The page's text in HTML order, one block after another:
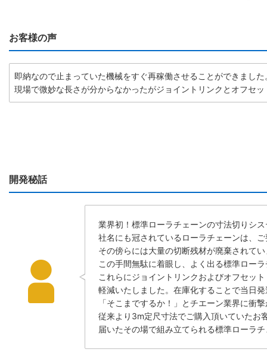
お客様の声
即納なので止まっていた機械をすぐ再稼働させることができました
現場で微妙な長さが分からなかったがジョイントリンクとオフセ
開発秘話
業界初！標準ローラチェーンの寸法切りシ
社名にも冠されているローラチェーンは、
その傍らには大量の切断残材が廃棄されて
この手間無駄に着眼し、よく出る標準ロー
これらにジョイントリンクおよびオフセッ
軽減いたしました。在庫化することで当日
「そこまでするか！」とチエーン業界に衝
従来より3m定尺寸法でご購入頂いていたお
届いたその場で組み立てられる標準ローラ